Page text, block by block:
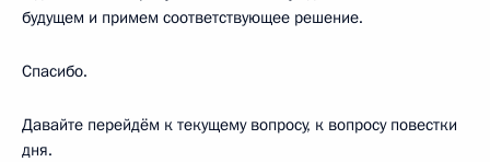
будущем и примем соответствующее решение.
Спасибо.
Давайте перейдём к текущему вопросу, к вопросу повестки
дня.